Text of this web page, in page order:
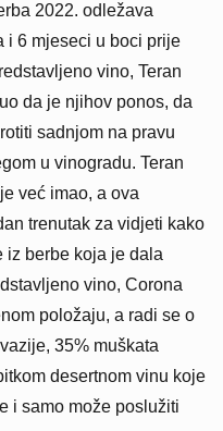
2022. odležava
i 6 mjeseci u boci prije
vino, Teran
da je njihov ponos, da
sadnjom na pravu
u vinogradu. Teran
već imao, a ova
trenutak za vidjeti kako
iz berbe koja je dala
vino, Corona
položaju, a radi se o
35% muškata
desertnom vinu koje
i samo može poslužiti